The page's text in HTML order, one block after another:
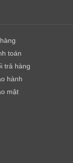
toán
trả hàng
hành
mật